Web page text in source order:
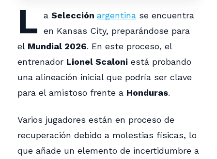
L a Selección argentinase encuentra
en Kansas City, preparándose para
el Mundial 2026. En este proceso, el
entrenador Lionel Scaloni está probando
una alineación inicial que podría ser clave
para el amistoso frente a Honduras.
Varios jugadores están en proceso de
recuperación debido a molestias físicas, lo
que añade un elemento de incertidumbre a